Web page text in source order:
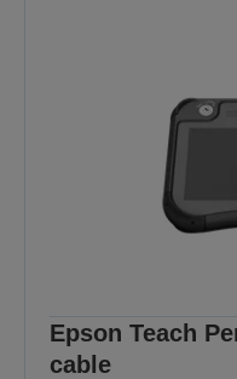
Epson Teach
cable